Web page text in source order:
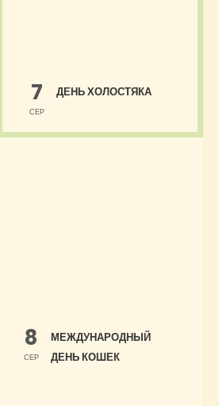
7
СЕР
ДЕНЬ ХОЛОСТЯКА
8
СЕР
МЕЖДУНАРОДНЫЙ
ДЕНЬ КОШЕК